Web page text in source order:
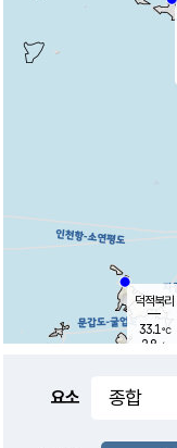
덕적북리
33.1℃
2.8 m/s
요소